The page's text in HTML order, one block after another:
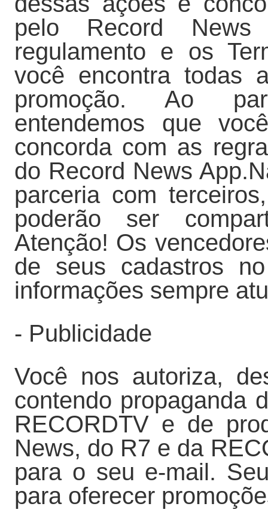
pelo Record News
regulamento e os
você encontra todas
promoção. Ao
entendemos que
concorda com as
do Record News
parceria com
poderão ser
Atenção! Os
de seus cadastros
informações sempre
- Publicidade
Você nos autoriza,
contendo propaganda
RECORDTV e de
News, do R7 e da
para o seu e-mail.
para oferecer